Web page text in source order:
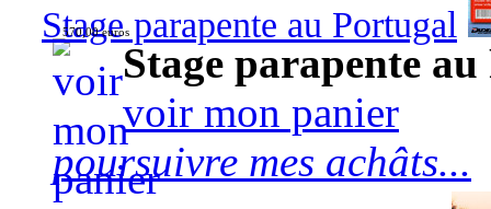
Stage parapente au Portugal
570,00 euros
Stage parapente
voir mon panier
poursuivre mes achâts...